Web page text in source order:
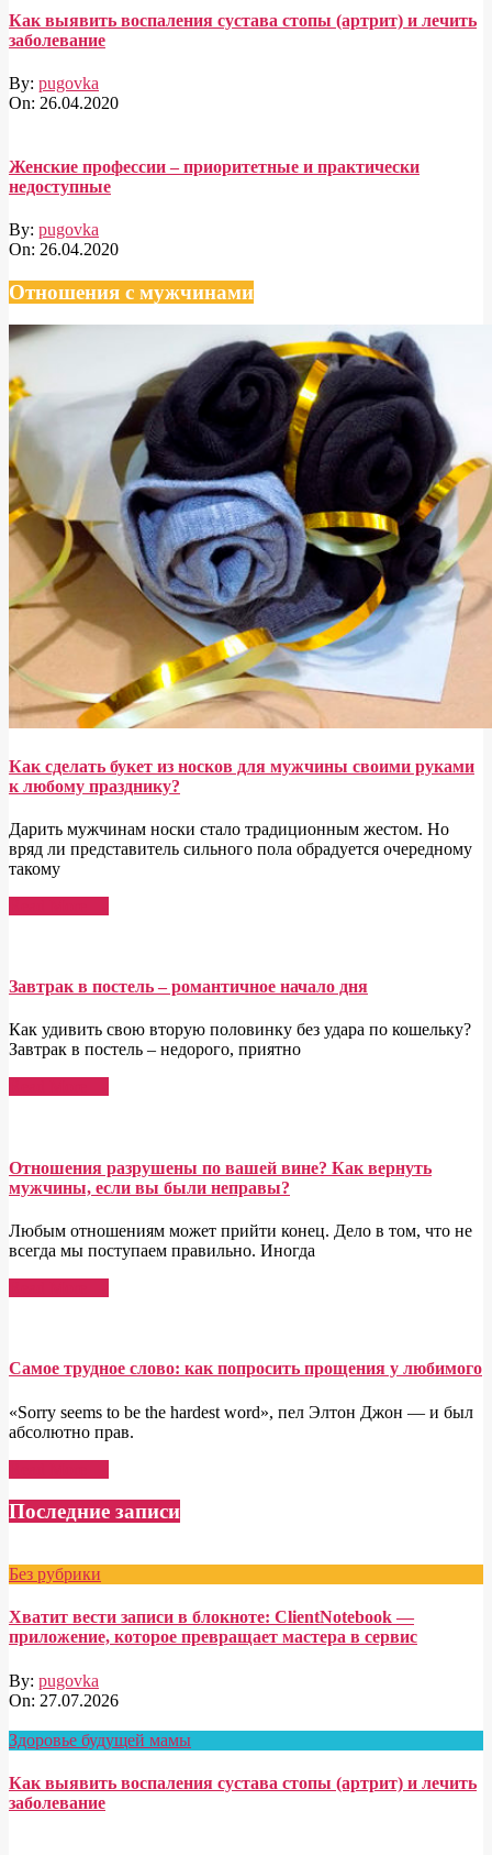
Как выявить воспаления сустава стопы (артрит) и лечить
заболевание
By: pugovka
On: 26.04.2020
Женские профессии – приоритетные и практически
недоступные
By: pugovka
On: 26.04.2020
Отношения с мужчинами
Как сделать букет из носков для мужчины своими руками
к любому празднику?
Дарить мужчинам носки стало традиционным жестом. Но
вряд ли представитель сильного пола обрадуется очередному
такому
Завтрак в постель – романтичное начало дня
Как удивить свою вторую половинку без удара по кошельку?
Завтрак в постель – недорого, приятно
Отношения разрушены по вашей вине? Как вернуть
мужчины, если вы были неправы?
Любым отношениям может прийти конец. Дело в том, что не
всегда мы поступаем правильно. Иногда
Самое трудное слово: как попросить прощения у любимого
«Sorry seems to be the hardest word», пел Элтон Джон — и был
абсолютно прав.
Последние записи
Без рубрики
Хватит вести записи в блокноте: ClientNotebook —
приложение, которое превращает мастера в сервис
By: pugovka
On: 27.07.2026
Здоровье будущей мамы
Как выявить воспаления сустава стопы (артрит) и лечить
заболевание